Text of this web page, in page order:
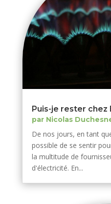
Puis-je rester chez
par Nicolas
De nos jours, en tant
possible de se sentir
la multitude de
d'électricité. En...